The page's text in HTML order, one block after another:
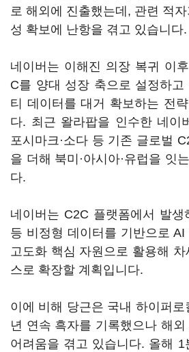
로 해외에 진출했는데, 관련 적
성 확보에 난항을 겪고 있습니다.
네이버는 이해진 의장 복귀 이
C를 양대 성장 축으로 설정하고
티 데이터를 대거 확보하는 전
다. 최근 왈라팝을 인수한 네이
포시마크·소다 등 기존 글로벌
을 더해 북미·아시아·유럽을 잇
다.
네이버는 C2C 플랫폼에서 발생
등 비정형 데이터를 기반으로
고도화 핵심 자원으로 활용해 차
스로 확장할 계획입니다.
이에 비해 당근은 국내 하이퍼
년 연속 흑자를 기록했으나 해외
어려움을 겪고 있습니다. 올해